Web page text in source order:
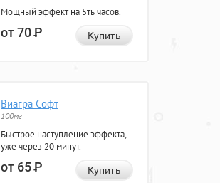
Мощный эффект на 5ть часов.
от 70Р Купить
Виагра Софт
100мг
Быстрое наступление эффекта,
уже через 20 минут.
от 65Р Купить